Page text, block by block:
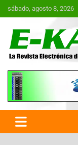
Saltar
al
sábado, agosto 8, 2026
E-
Argentina